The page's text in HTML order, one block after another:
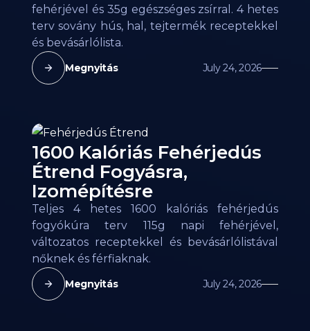
fehérjével és 35g egészséges zsírral. 4 hetes
terv sovány hús, hal, tejtermék receptekkel
és bevásárlólista.
Megnyitás July 24, 2026
1600 Kalóriás Fehérjedús
Étrend Fogyásra,
Izomépítésre
Teljes 4 hetes 1600 kalóriás fehérjedús
fogyókúra terv 115g napi fehérjével,
változatos receptekkel és bevásárlólistával
nőknek és férfiaknak.
Megnyitás July 24, 2026